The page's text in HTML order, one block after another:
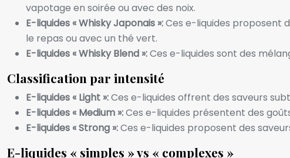
vapotage en soirée ou avec des noix.
E-liquides « Whisky Japonais »:Ces e-liquides proposent
le repas ou avec un thé vert.
E-liquides « Whisky Blend »:Ces e-liquides sont des
Classification par intensité
E-liquides « Light »:Ces e-liquides offrent des saveurs
E-liquides « Medium »:Ces e-liquides présentent des
E-liquides « Strong »:Ces e-liquides proposent des
E-liquides « simples » vs « complexes »